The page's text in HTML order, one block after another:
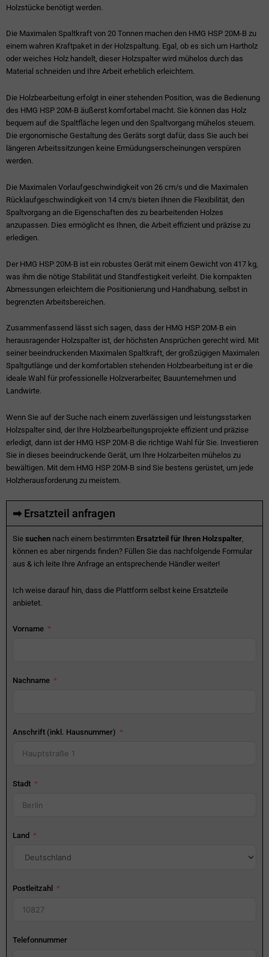
Holzstücke benötigt werden.
Die Maximalen Spaltkraft von 20 Tonnen machen den HMG HSP 20M-B zu
einem wahren Kraftpaket in der Holzspaltung. Egal, ob es sich um Hartholz
oder weiches Holz handelt, dieser Holzspalter wird mühelos durch das
Material schneiden und Ihre Arbeit erheblich erleichtern.
Die Holzbearbeitung erfolgt in einer stehenden Position, was die Bedienung
des HMG HSP 20M-B äußerst komfortabel macht. Sie können das Holz
bequem auf die Spaltfläche legen und den Spaltvorgang mühelos steuern.
Die ergonomische Gestaltung des Geräts sorgt dafür, dass Sie auch bei
längeren Arbeitssitzungen keine Ermüdungserscheinungen verspüren
werden.
Die Maximalen Vorlaufgeschwindigkeit von 26 cm/s und die Maximalen
Rücklaufgeschwindigkeit von 14 cm/s bieten Ihnen die Flexibilität, den
Spaltvorgang an die Eigenschaften des zu bearbeitenden Holzes
anzupassen. Dies ermöglicht es Ihnen, die Arbeit effizient und präzise zu
erledigen.
Der HMG HSP 20M-B ist ein robustes Gerät mit einem Gewicht von 417 kg,
was ihm die nötige Stabilität und Standfestigkeit verleiht. Die kompakten
Abmessungen erleichtern die Positionierung und Handhabung, selbst in
begrenzten Arbeitsbereichen.
Zusammenfassend lässt sich sagen, dass der HMG HSP 20M-B ein
herausragender Holzspalter ist, der höchsten Ansprüchen gerecht wird. Mit
seiner beeindruckenden Maximalen Spaltkraft, der großzügigen Maximalen
Spaltgutlänge und der komfortablen stehenden Holzbearbeitung ist er die
ideale Wahl für professionelle Holzverarbeiter, Bauunternehmen und
Landwirte.
Wenn Sie auf der Suche nach einem zuverlässigen und leistungsstarken
Holzspalter sind, der Ihre Holzbearbeitungsprojekte effizient und präzise
erledigt, dann ist der HMG HSP 20M-B die richtige Wahl für Sie. Investieren
Sie in dieses beeindruckende Gerät, um Ihre Holzarbeiten mühelos zu
bewältigen. Mit dem HMG HSP 20M-B sind Sie bestens gerüstet, um jede
Holzherausforderung zu meistern.
➡ Ersatzteil anfragen
Sie suchen nach einem bestimmten Ersatzteil für Ihren Holzspalter
können es aber nirgends finden? Füllen Sie das nachfolgende Formular
aus & ich leite Ihre Anfrage an entsprechende Händler weiter!
Ich weise darauf hin, dass die Plattform selbst keine Ersatzteile
anbietet.
Vorname
Nachname
Anschrift (inkl. Hausnummer)
Stadt
Land
Postleitzahl
Telefonnummer